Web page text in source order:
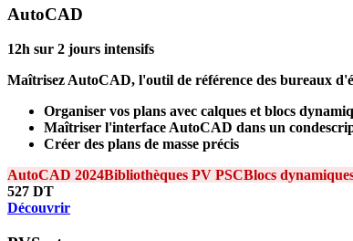
AutoCAD
12h sur 2 jours intensifs
Maîtrisez AutoCAD, l'outil de référence des bureaux
Organiser vos plans avec calques et blocs
Maîtriser l'interface AutoCAD dans un
Créer des plans de masse précis
AutoCAD 2024Bibliothèques PV PSCBlocs
527 DT
Découvrir